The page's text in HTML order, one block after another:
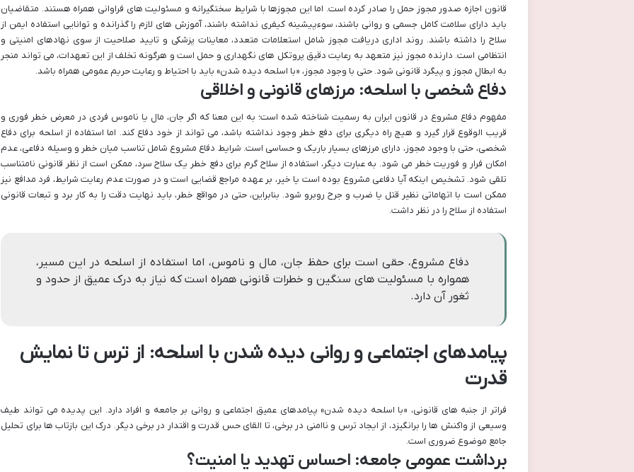
قانون اجازه صدور مجوز حمل را صادر کرده است. اما این مجوزها با شرایط سختگیرانه و مسئولیت های فراوانی همراه هستند. متقاضیان
باید دارای سلامت کامل جسمی و روانی باشند، سوءپیشینه کیفری نداشته باشند، آموزش های لازم را گذرانده و توانایی استفاده ایمن از
سلاح را داشته باشند. روند اداری دریافت مجوز شامل استعلامات متعدد، معاینات پزشکی و تایید صلاحیت از سوی نهادهای امنیتی و
انتظامی است. دارنده مجوز نیز متعهد به رعایت دقیق پروتکل های نگهداری و حمل است و هرگونه تخلف از این تعهدات، می تواند منجر
به ابطال مجوز و پیگرد قانونی شود. حتی با وجود مجوز، «با اسلحه دیده شدن» باید با احتیاط و رعایت حریم عمومی همراه باشد.
دفاع شخصی با اسلحه: مرزهای قانونی و اخلاقی
مفهوم دفاع مشروع در قانون ایران به رسمیت شناخته شده است؛ به این معنا که اگر جان، مال یا ناموس فردی در معرض خطر فوری و
قریب الوقوع قرار گیرد و هیچ راه دیگری برای دفع خطر وجود نداشته باشد، می تواند از خود دفاع کند. اما استفاده از اسلحه برای دفاع
شخصی، حتی با وجود مجوز، دارای مرزهای بسیار باریک و حساسی است. شرایط دفاع مشروع شامل تناسب میان خطر و وسیله دفاعی، عدم
امکان فرار و فوریت خطر می شود. به عبارت دیگر، استفاده از سلاح گرم برای دفع خطر یک سلاح سرد، ممکن است از نظر قانونی نامتناسب
تلقی شود. تشخیص اینکه آیا دفاعی مشروع بوده است یا خیر، بر عهده مراجع قضایی است و در صورت عدم رعایت شرایط، فرد مدافع نیز
ممکن است با اتهاماتی نظیر قتل یا ضرب و جرح روبرو شود. بنابراین، حتی در مواقع خطر، باید نهایت دقت را به کار برد و تبعات قانونی
استفاده از سلاح را در نظر داشت.
دفاع مشروع، حقی است برای حفظ جان، مال و ناموس، اما استفاده از اسلحه در این مسیر،
همواره با مسئولیت های سنگین و خطرات قانونی همراه است که نیاز به درک عمیق از حدود و
ثغور آن دارد.
پیامدهای اجتماعی و روانی دیده شدن با اسلحه: از ترس تا نمایش
قدرت
فراتر از جنبه های قانونی، «با اسلحه دیده شدن» پیامدهای عمیق اجتماعی و روانی بر جامعه و افراد دارد. این پدیده می تواند طیف
وسیعی از واکنش ها را برانگیزد، از ایجاد ترس و ناامنی در برخی، تا القای حس قدرت و اقتدار در برخی دیگر. درک این بازتاب ها برای تحلیل
جامع موضوع ضروری است.
برداشت عمومی جامعه: احساس تهدید یا امنیت؟